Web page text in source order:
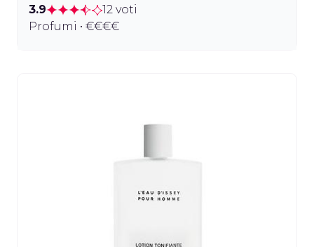
3.9
12 voti
Profumi • €€€€